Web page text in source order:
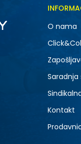
O nama
Kontakt